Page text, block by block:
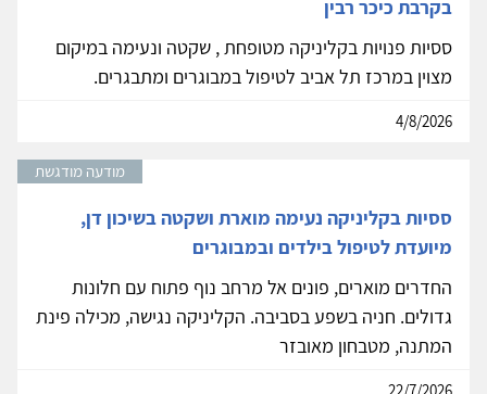
בקרבת כיכר רבין
ססיות פנויות בקליניקה מטופחת , שקטה ונעימה במיקום
מצוין במרכז תל אביב לטיפול במבוגרים ומתבגרים.
4/8/2026
מודעה מודגשת
ססיות בקליניקה נעימה מוארת ושקטה בשיכון דן,
מיועדת לטיפול בילדים ובמבוגרים
החדרים מוארים, פונים אל מרחב נוף פתוח עם חלונות
גדולים. חניה בשפע בסביבה. הקליניקה נגישה, מכילה פינת
המתנה, מטבחון מאובזר